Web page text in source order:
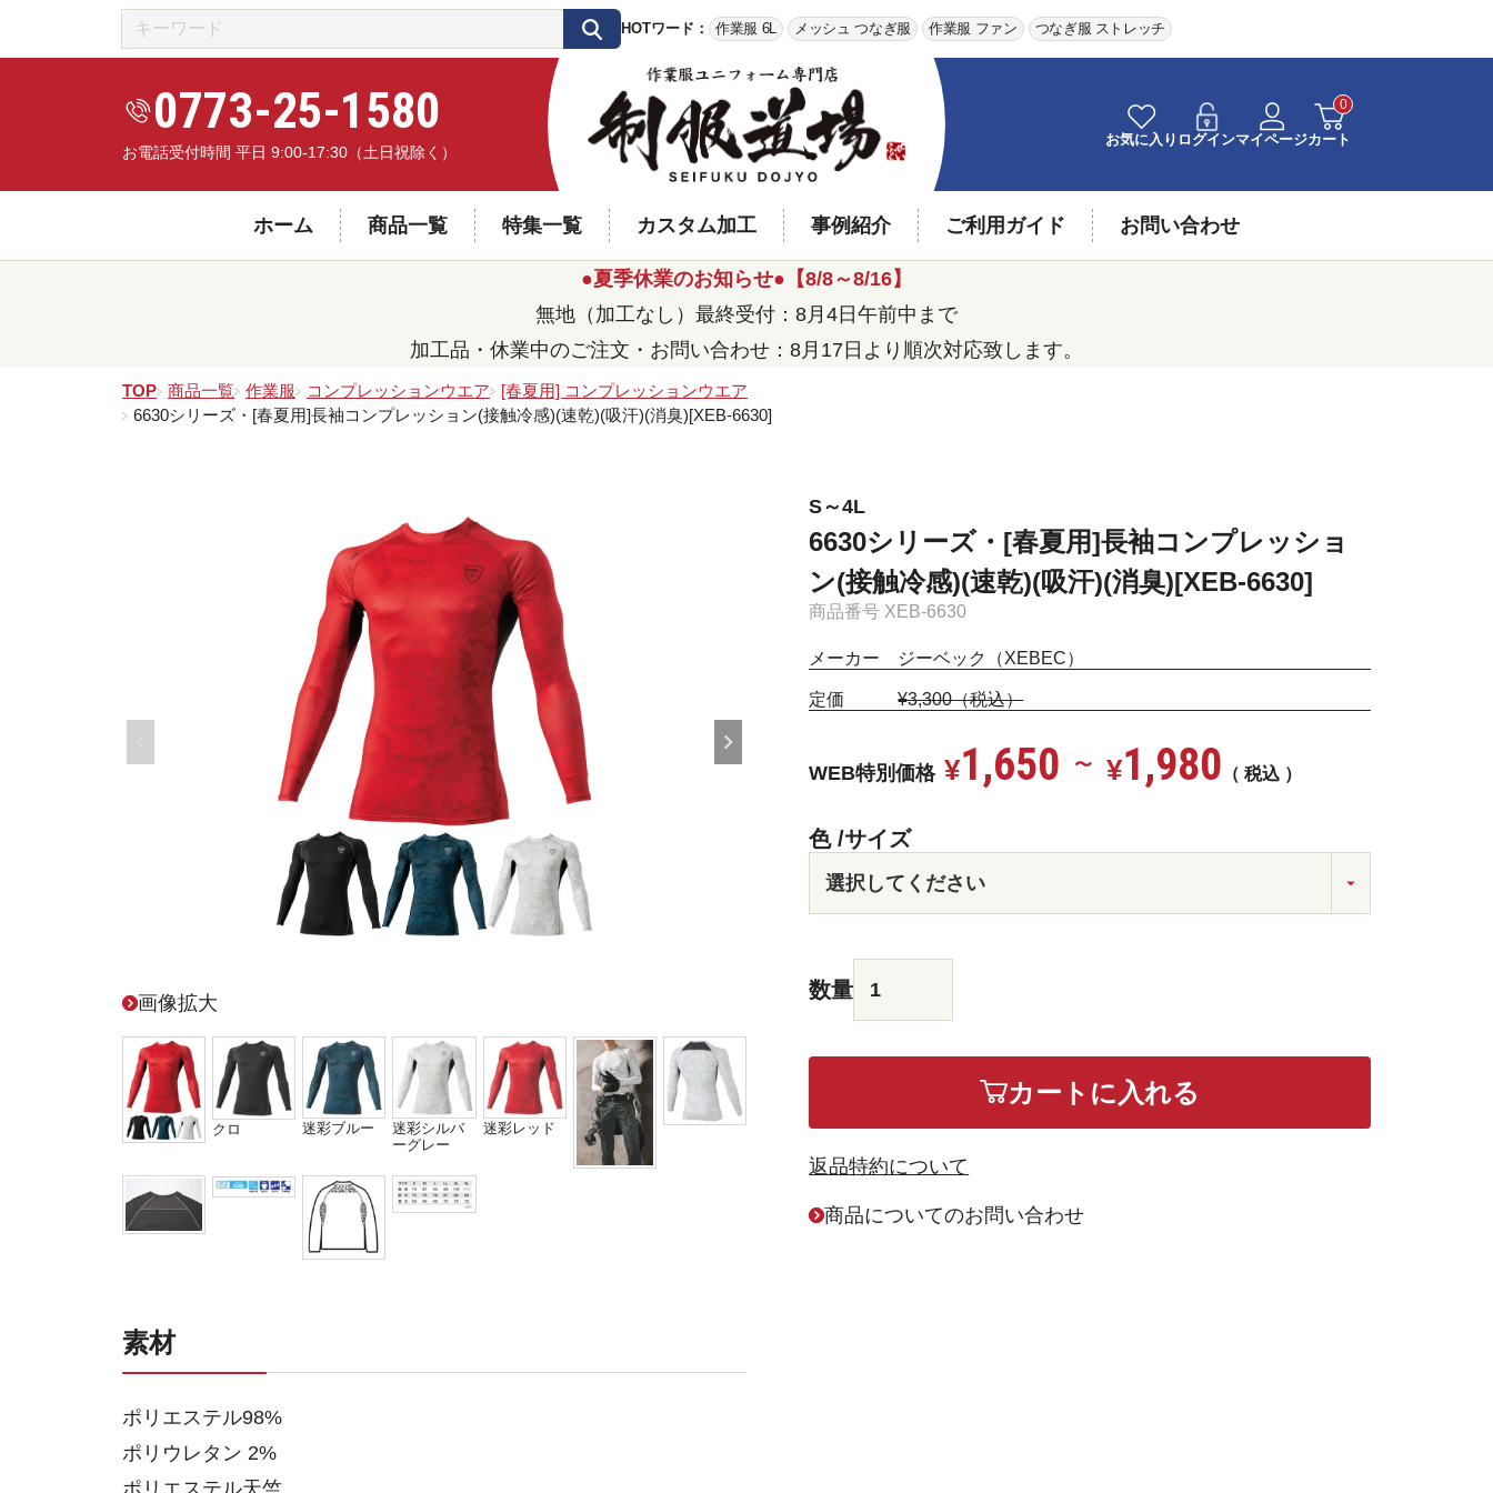
HOTワード： 作業服 6L メッシュ つなぎ服 作業服 ファン つなぎ服 ストレッチ
0773-25-1580
お電話受付時間 平日 9:00-17:30（土日祝除く）
お気に入り ログインマイページカート
0
ホーム 商品一覧 特集一覧 カスタム加工 事例紹介 ご利用ガイド お問い合わせ
●夏季休業のお知らせ●【8/8～8/16】
無地（加工なし）最終受付：8月4日午前中まで
加工品・休業中のご注文・お問い合わせ：8月17日より順次対応致します。
TOP 商品一覧 作業服 コンプレッションウエア
[春夏用] コンプレッションウエア
6630シリーズ・[春夏用]長袖コンプレッション(接触冷感)(速乾)(吸汗)(消臭)[XEB-6630]
S～4L
6630シリーズ・[春夏用]長袖コンプレッショ
ン(接触冷感)(速乾)(吸汗)(消臭)[XEB-6630]
商品番号 XEB-6630
画像拡大
クロ 迷彩ブルー
迷彩シルバ
ーグレー
迷彩レッド
メーカー ジーベック（XEBEC）
定価¥3,300（税込）
WEB特別価格 ¥1,650 〜 ¥1,980 税込
色 サイズ
カートに入れる
返品特約について
商品についてのお問い合わせ
素材
ポリエステル98%
ポリウレタン 2%